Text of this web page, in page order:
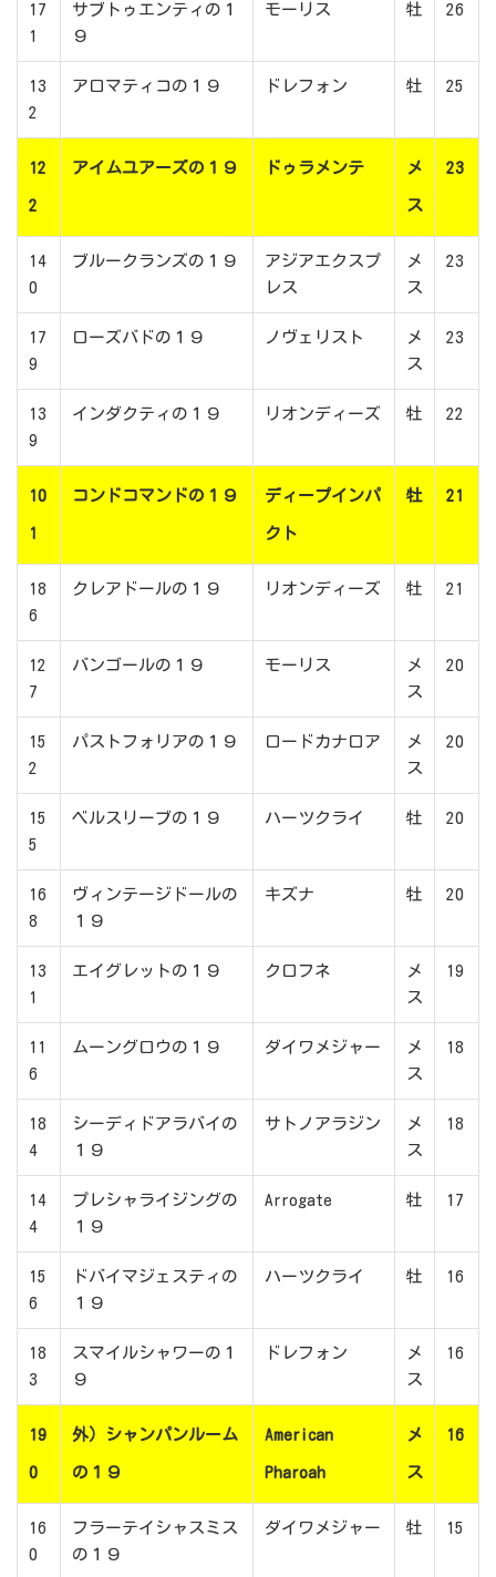
17
1
サブトゥエンティの１
９
モーリス 牡 26
13
2
アロマティコの１９ ドレフォン 牡 25
12
2
アイムユアーズの１９ ドゥラメンテ メ
ス
23
14
0
ブルークランズの１９
アジアエクスプ
レス
メ
ス
23
17
9
ローズバドの１９ ノヴェリスト
メ
ス
23
13
9
インダクティの１９ リオンディーズ 牡 22
10
1
コンドコマンドの１９ ディープインパ
クト
牡 21
18
6
クレアドールの１９ リオンディーズ 牡 21
12
7
バンゴールの１９ モーリス
メ
ス
20
15
2
パストフォリアの１９ ロードカナロア
メ
ス
20
15
5
ベルスリーブの１９ ハーツクライ 牡 20
16
8
ヴィンテージドールの
１９
キズナ 牡 20
13
1
エイグレットの１９ クロフネ
メ
ス
19
11
6
ムーングロウの１９ ダイワメジャー
メ
ス
18
18
4
シーディドアラバイの
１９
サトノアラジン
メ
ス
18
14
4
プレシャライジングの
１９
Arrogate 牡 17
15
6
ドバイマジェスティの
１９
ハーツクライ 牡 16
18
3
スマイルシャワーの１
９
ドレフォン
メ
ス
16
19
0
外）シャンパンルーム
の１９
American
Pharoah
メ
ス
16
16
0
フラーテイシャスミス
の１９
ダイワメジャー 牡 15